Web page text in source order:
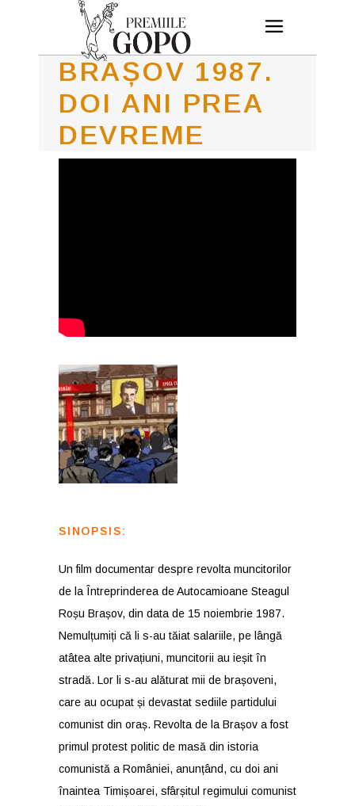
BRAȘOV 1987.
DOI ANI PREA
DEVREME
SINOPSIS:
Un film documentar despre revolta muncitorilor
de la Întreprinderea de Autocamioane Steagul
Roșu Brașov, din data de 15 noiembrie 1987.
Nemulțumiți că li s-au tăiat salariile, pe lângă
atâtea alte privațiuni, muncitorii au ieșit în
stradă. Lor li s-au alăturat mii de brașoveni,
care au ocupat și devastat sediile partidului
comunist din oraș. Revolta de la Brașov a fost
primul protest politic de masă din istoria
comunistă a României, anunțând, cu doi ani
înaintea Timișoarei, sfârșitul regimului comunist